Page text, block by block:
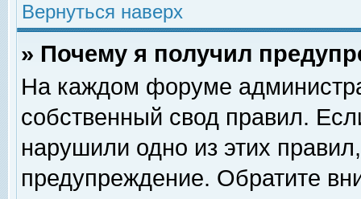
Вернуться наверх
» Почему я получил
На каждом форуме
собственный свод правил.
нарушили одно из этих
предупреждение. Обратите